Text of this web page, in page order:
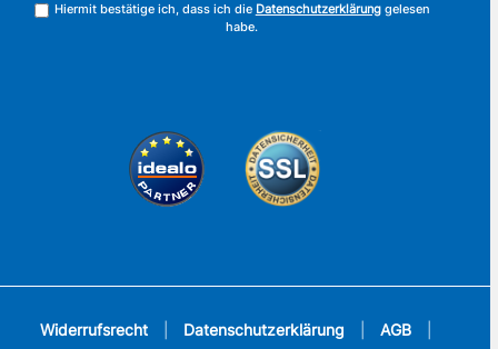
Hiermit bestätige ich, dass ich die Datenschutzerklärunggelesen
habe.
Widerrufsrecht Datenschutzerklärung AGB